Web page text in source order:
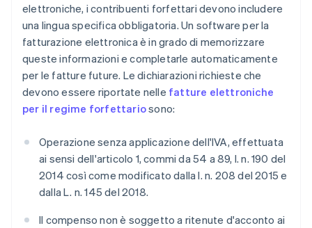
elettroniche, i contribuenti forfettari devono includere
una lingua specifica obbligatoria. Un software per la
fatturazione elettronica è in grado di memorizzare
queste informazioni e completarle automaticamente
per le fatture future. Le dichiarazioni richieste che
devono essere riportate nelle fatture elettroniche
per il regime forfettariosono:
Operazione senza applicazione dell'IVA, effettuata
ai sensi dell'articolo 1, commi da 54 a 89, l. n. 190 del
2014 così come modificato dalla l. n. 208 del 2015 e
dalla L. n. 145 del 2018.
Il compenso non è soggetto a ritenute d'acconto ai